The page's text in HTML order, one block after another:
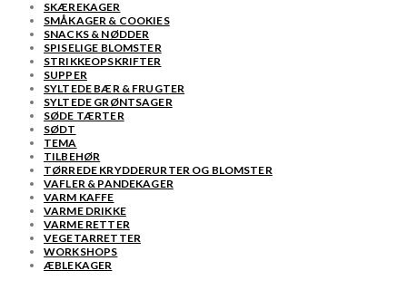
SKÆREKAGER
SMÅKAGER & COOKIES
SNACKS & NØDDER
SPISELIGE BLOMSTER
STRIKKEOPSKRIFTER
SUPPER
SYLTEDE BÆR & FRUGTER
SYLTEDE GRØNTSAGER
SØDE TÆRTER
SØDT
TEMA
TILBEHØR
TØRREDE KRYDDERURTER OG BLOMSTER
VAFLER & PANDEKAGER
VARM KAFFE
VARME DRIKKE
VARME RETTER
VEGETARRETTER
WORKSHOPS
ÆBLEKAGER